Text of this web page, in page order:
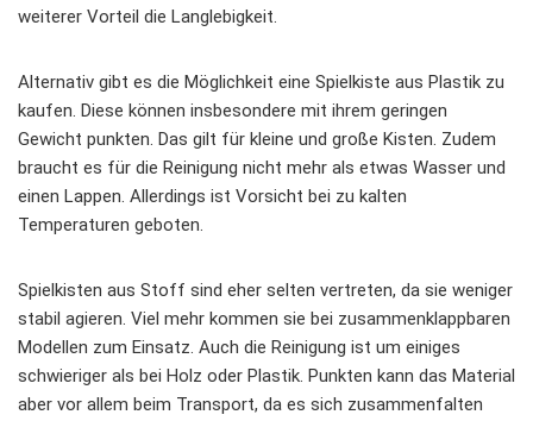
weiterer Vorteil die Langlebigkeit.
Alternativ gibt es die Möglichkeit eine Spielkiste aus Plastik zu
kaufen. Diese können insbesondere mit ihrem geringen
Gewicht punkten. Das gilt für kleine und große Kisten. Zudem
braucht es für die Reinigung nicht mehr als etwas Wasser und
einen Lappen. Allerdings ist Vorsicht bei zu kalten
Temperaturen geboten.
Spielkisten aus Stoff sind eher selten vertreten, da sie weniger
stabil agieren. Viel mehr kommen sie bei zusammenklappbaren
Modellen zum Einsatz. Auch die Reinigung ist um einiges
schwieriger als bei Holz oder Plastik. Punkten kann das Material
aber vor allem beim Transport, da es sich zusammenfalten